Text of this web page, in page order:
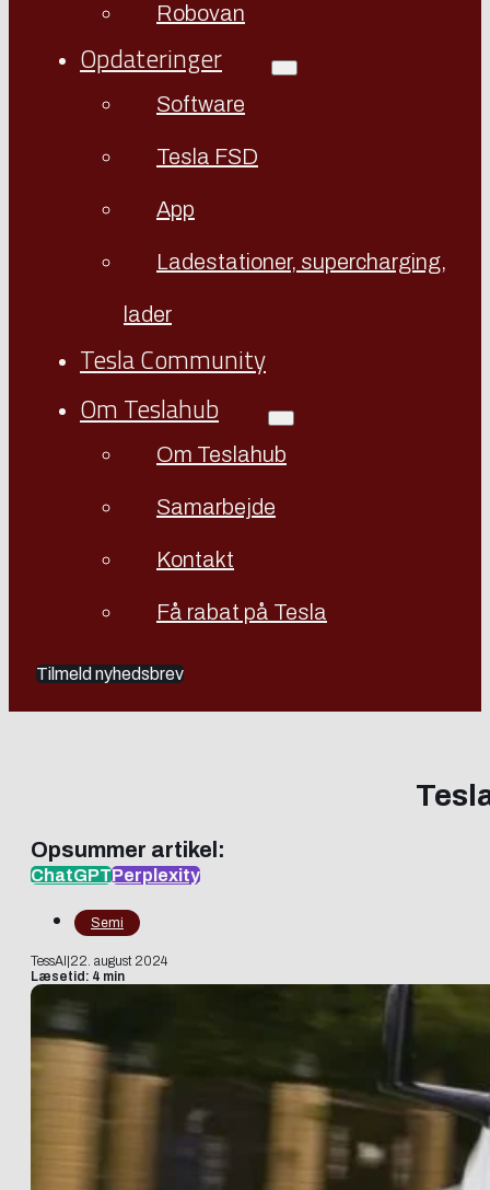
Robovan
Opdateringer
Software
Tesla FSD
App
Ladestationer, supercharging,
lader
Tesla Community
Om Teslahub
Om Teslahub
Samarbejde
Kontakt
Få rabat på Tesla
Tilmeld nyhedsbrev
Opsummer artikel:
ChatGPTPerplexity
Semi
TessAI 22. august 2024
Læsetid: 4 min